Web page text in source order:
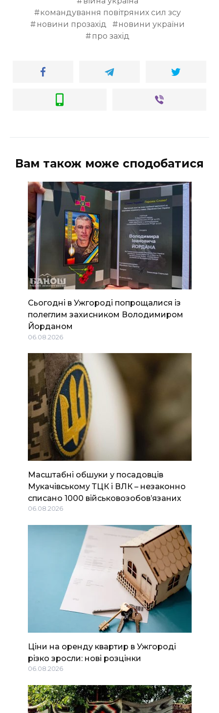
командування повітряних сил зсу
новини прозахід
новини україни
про захід
Вам також може сподобатися
Сьогодні в Ужгороді попрощалися із
полеглим захисником Володимиром
Йорданом
06.08.2026
Масштабні обшуки у посадовців
Мукачівському ТЦК і ВЛК – незаконно
списано 1000 військовозобов’язаних
06.08.2026
Ціни на оренду квартир в Ужгороді
різко зросли: нові розцінки
06.08.2026